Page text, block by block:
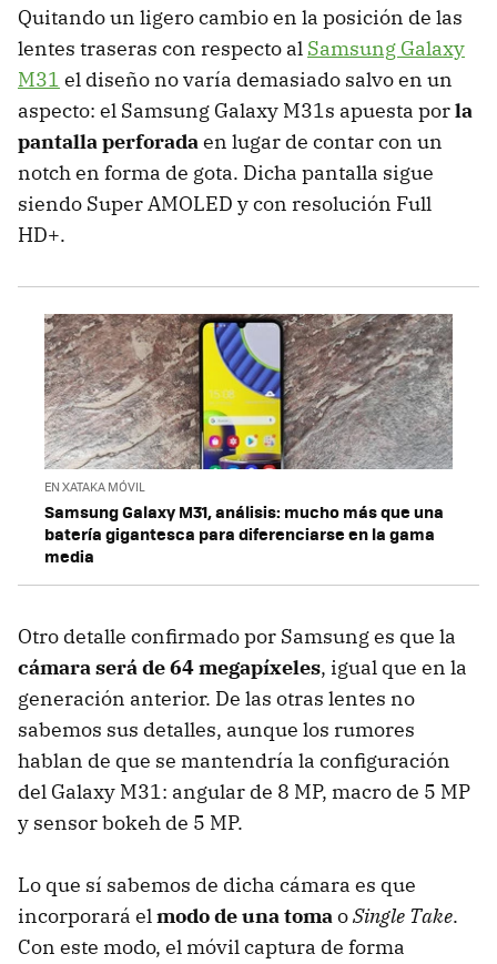
Quitando un ligero cambio en la posición de las
lentes traseras con respecto al Samsung Galaxy
M31 el diseño no varía demasiado salvo en un
aspecto: el Samsung Galaxy M31s apuesta porla
pantalla perforadaen lugar de contar con un
notch en forma de gota. Dicha pantalla sigue
siendo Super AMOLED y con resolución Full
HD+.
EN XATAKA MÓVIL
Samsung Galaxy M31, análisis: mucho más que una
batería gigantesca para diferenciarse en la gama
media
Otro detalle confirmado por Samsung es que la
cámara será de 64 megapíxeles, igual que en la
generación anterior. De las otras lentes no
sabemos sus detalles, aunque los rumores
hablan de que se mantendría la configuración
del Galaxy M31: angular de 8 MP, macro de 5 MP
y sensor bokeh de 5 MP.
Lo que sí sabemos de dicha cámara es que
incorporará elmodo de una tomaoSingle Take.
Con este modo, el móvil captura de forma